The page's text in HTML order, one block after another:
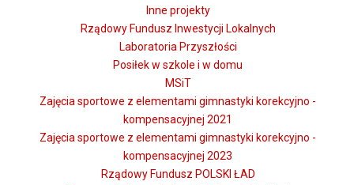
Inne projekty
Rządowy Fundusz Inwestycji Lokalnych
Laboratoria Przyszłości
Posiłek w szkole i w domu
MSiT
Zajęcia sportowe z elementami gimnastyki korekcyjno -
kompensacyjnej 2021
Zajęcia sportowe z elementami gimnastyki korekcyjno -
kompensacyjnej 2023
Rządowy Fundusz POLSKI ŁAD
Wszystkich zainteresowanych zapraszamy na spotkanie
informacyjne, podczas którego będzie można uzyskać
szczegółowe informacje dotyczące terminu otwarcia
placówki, warunków opieki oraz procedury zapisów.
Spotkanie odbędzie się w sobotę, 6 czerwca 2026 r. o godz.
10:00 w Klubie Dziecięcym w Dobrej